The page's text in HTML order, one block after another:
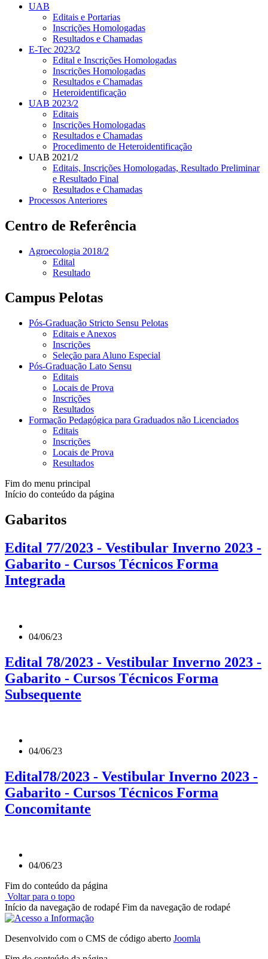
UAB
Editais e Portarias
Inscrições Homologadas
Resultados e Chamadas
E-Tec 2023/2
Edital e Inscrições Homologadas
Inscrições Homologadas
Resultados e Chamadas
Heteroidentificação
UAB 2023/2
Editais
Inscrições Homologadas
Resultados e Chamadas
Procedimento de Heteroidentificação
UAB 2021/2
Editais, Inscrições Homologadas, Resultado Preliminar
e Resultado Final
Resultados e Chamadas
Processos Anteriores
Centro de Referência
Agroecologia 2018/2
Edital
Resultado
Campus Pelotas
Pós-Graduação Stricto Sensu Pelotas
Editais e Anexos
Inscrições
Seleção para Aluno Especial
Pós-Graduação Lato Sensu
Editais
Locais de Prova
Inscrições
Resultados
Formação Pedagógica para Graduados não Licenciados
Editais
Inscrições
Locais de Prova
Resultados
Fim do menu principal
Início do conteúdo da página
Gabaritos
Edital 77/2023 - Vestibular Inverno 2023 -
Gabarito - Cursos Técnicos Forma
Integrada
04/06/23
Edital 78/2023 - Vestibular Inverno 2023 -
Gabarito - Cursos Técnicos Forma
Subsequente
04/06/23
Edital78/2023 - Vestibular Inverno 2023 -
Gabarito - Cursos Técnicos Forma
Concomitante
04/06/23
Fim do conteúdo da página
Voltar para o topo
Início da navegação de rodapé Fim da navegação de rodapé
Desenvolvido com o CMS de código aberto Joomla